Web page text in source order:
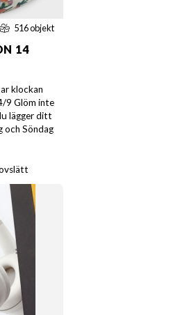
516 objekt
14
klockan
9 Glöm inte
lägger ditt
och Söndag